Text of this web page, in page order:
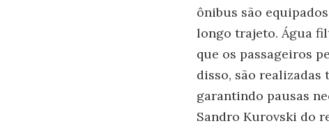
ônibus são
longo trajeto. Água
que os passageiros
disso, são realizadas
garantindo pausas
Sandro Kurovski do